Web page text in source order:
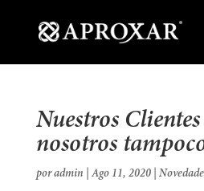
Nuestros
nosotros
poradmin Ago 11, 2020|